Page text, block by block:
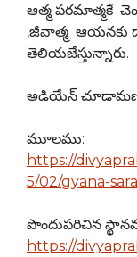
ఆత్మ పరమాత్మకే
,జీవాత్మ ఆయనకు
తెలియజేస్తున్నారు.
అడియేన్
మూలము:
https://
5/02/gyana-
పొందుపరిచిన
https://